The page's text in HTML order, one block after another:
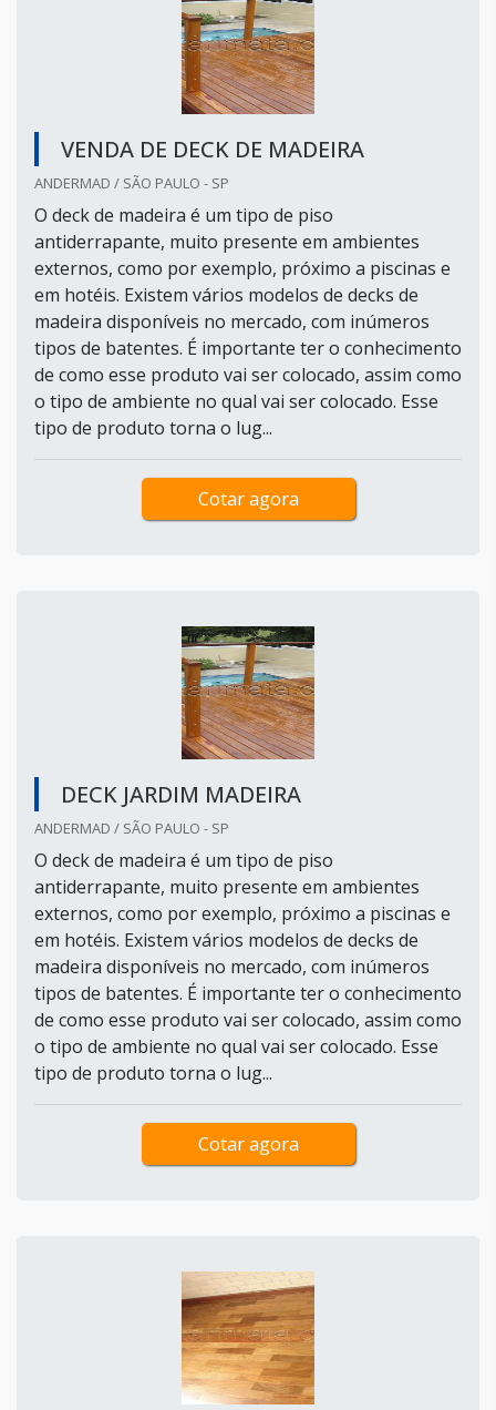
VENDA DE DECK DE MADEIRA
ANDERMAD / SÃO PAULO - SP
O deck de madeira é um tipo de piso
antiderrapante, muito presente em ambientes
externos, como por exemplo, próximo a piscinas e
em hotéis. Existem vários modelos de decks de
madeira disponíveis no mercado, com inúmeros
tipos de batentes. É importante ter o conhecimento
de como esse produto vai ser colocado, assim como
o tipo de ambiente no qual vai ser colocado. Esse
tipo de produto torna o lug...
Cotar agora
DECK JARDIM MADEIRA
ANDERMAD / SÃO PAULO - SP
O deck de madeira é um tipo de piso
antiderrapante, muito presente em ambientes
externos, como por exemplo, próximo a piscinas e
em hotéis. Existem vários modelos de decks de
madeira disponíveis no mercado, com inúmeros
tipos de batentes. É importante ter o conhecimento
de como esse produto vai ser colocado, assim como
o tipo de ambiente no qual vai ser colocado. Esse
tipo de produto torna o lug...
Cotar agora